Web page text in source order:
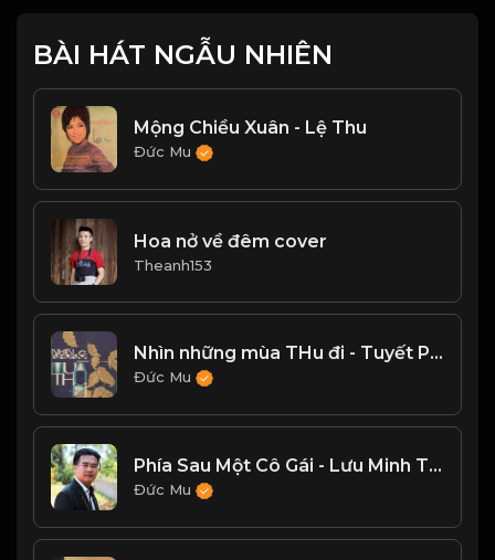
BÀI HÁT NGẪU NHIÊN
Mộng Chiều Xuân - Lệ Thu
Đức Mu
Hoa nở về đêm cover
Theanh153
Nhìn những mùa THu đi - Tuyết Phượng Cover
Đức Mu
Phía Sau Một Cô Gái - Lưu Minh Tài Smile
Đức Mu